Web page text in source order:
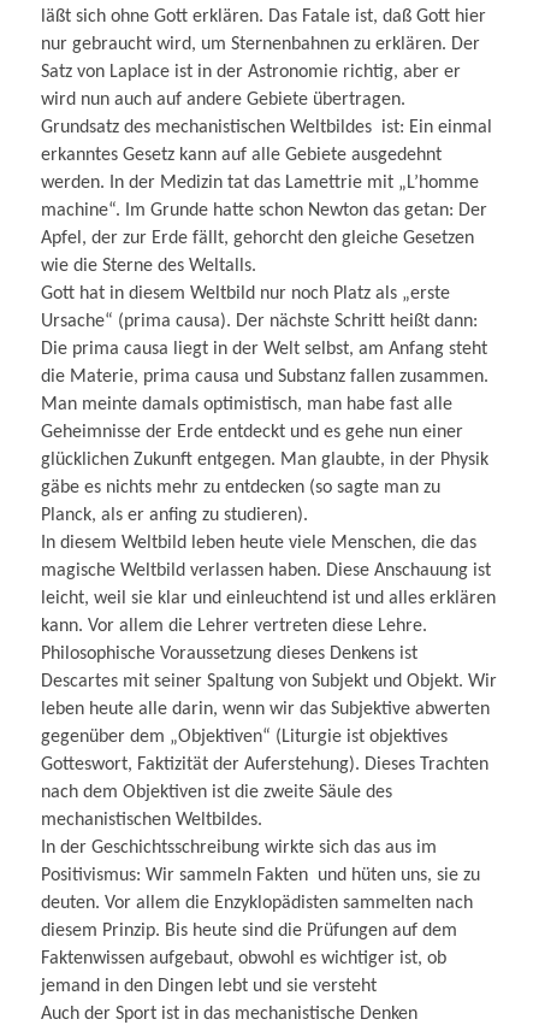
läßt sich ohne Gott erklären. Das Fatale ist, daß Gott hier
nur gebraucht wird, um Sternenbahnen zu erklären. Der
Satz von Laplace ist in der Astronomie richtig, aber er
wird nun auch auf andere Gebiete übertragen.
Grundsatz des mechanistischen Weltbildes ist: Ein einmal
erkanntes Gesetz kann auf alle Gebiete ausgedehnt
werden. In der Medizin tat das Lamettrie mit „L’homme
machine“. Im Grunde hatte schon Newton das getan: Der
Apfel, der zur Erde fällt, gehorcht den gleiche Gesetzen
wie die Sterne des Weltalls.
Gott hat in diesem Weltbild nur noch Platz als „erste
Ursache“ (prima causa). Der nächste Schritt heißt dann:
Die prima causa liegt in der Welt selbst, am Anfang steht
die Materie, prima causa und Substanz fallen zusammen.
Man meinte damals optimistisch, man habe fast alle
Geheimnisse der Erde entdeckt und es gehe nun einer
glücklichen Zukunft entgegen. Man glaubte, in der Physik
gäbe es nichts mehr zu entdecken (so sagte man zu
Planck, als er anfing zu studieren).
In diesem Weltbild leben heute viele Menschen, die das
magische Weltbild verlassen haben. Diese Anschauung ist
leicht, weil sie klar und einleuchtend ist und alles erklären
kann. Vor allem die Lehrer vertreten diese Lehre.
Philosophische Voraussetzung dieses Denkens ist
Descartes mit seiner Spaltung von Subjekt und Objekt. Wir
leben heute alle darin, wenn wir das Subjektive abwerten
gegenüber dem „Objektiven“ (Liturgie ist objektives
Gotteswort, Faktizität der Auferstehung). Dieses Trachten
nach dem Objektiven ist die zweite Säule des
mechanistischen Weltbildes.
In der Geschichtsschreibung wirkte sich das aus im
Positivismus: Wir sammeln Fakten und hüten uns, sie zu
deuten. Vor allem die Enzyklopädisten sammelten nach
diesem Prinzip. Bis heute sind die Prüfungen auf dem
Faktenwissen aufgebaut, obwohl es wichtiger ist, ob
jemand in den Dingen lebt und sie versteht
Auch der Sport ist in das mechanistische Denken